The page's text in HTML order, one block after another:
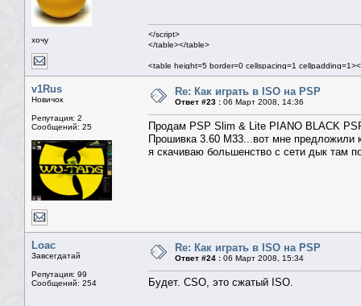
хочу
</script>
</table></table>
<table height=5 border=0 cellspacing=1
<table class=mn width=100% border=0 cellspacing=1
<tr><td>
<table width=100% border=0 cellspacing=0
<tr><td>
<table width=100% border=0 cellspacing=1 cel
v1Rus
Новичок
Репутация: 2
Сообщений: 25
Re: Как играть в ISO на PSP
Ответ #23 : 06 Март 2008, 14:36
Продам PSP Slim & Lite PIANO BLACK
Прошивка 3.60 M33...вот мне предложили
я скачиваю большенство с сети дык там
Loac
Завсегдатай
Репутация: 99
Сообщений: 254
Re: Как играть в ISO на PSP
Ответ #24 : 06 Март 2008, 15:34
Будет. CSO, это сжатый ISO.